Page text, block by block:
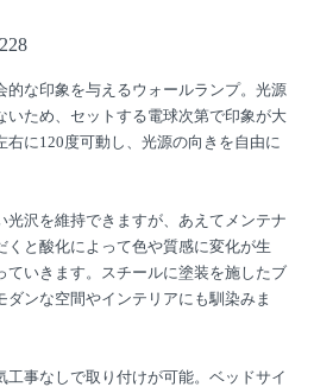
的な印象を与えるウォールランプ。光源
いため、セットする電球次第で印象が大
右に120度可動し、光源の向きを自由に
光沢を維持できますが、あえてメンテナ
くと酸化によって色や質感に変化が生
ていきます。スチールに塗装を施したブ
ダンな空間やインテリアにも馴染みま
工事なしで取り付けが可能。ベッドサイ